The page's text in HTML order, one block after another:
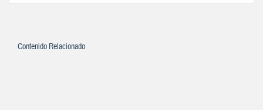
Contenido Relacionado